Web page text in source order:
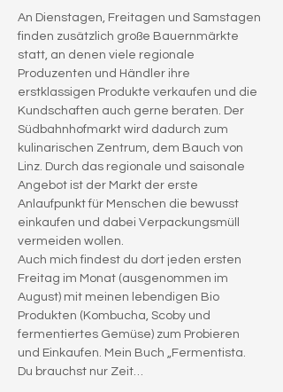
An Dienstagen, Freitagen und Samstagen
finden zusätzlich große Bauernmärkte
statt, an denen viele regionale
Produzenten und Händler ihre
erstklassigen Produkte verkaufen und die
Kundschaften auch gerne beraten. Der
Südbahnhofmarkt wird dadurch zum
kulinarischen Zentrum, dem Bauch von
Linz. Durch das regionale und saisonale
Angebot ist der Markt der erste
Anlaufpunkt für Menschen die bewusst
einkaufen und dabei Verpackungsmüll
vermeiden wollen.
Auch mich findest du dort jeden ersten
Freitag im Monat (ausgenommen im
August) mit meinen lebendigen Bio
Produkten (Kombucha, Scoby und
fermentiertes Gemüse) zum Probieren
und Einkaufen. Mein Buch „Fermentista.
Du brauchst nur Zeit…